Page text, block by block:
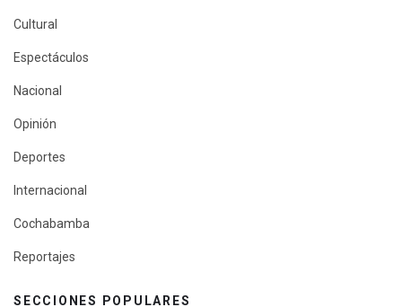
Cultural
Espectáculos
Nacional
Opinión
Deportes
Internacional
Cochabamba
Reportajes
SECCIONES POPULARES